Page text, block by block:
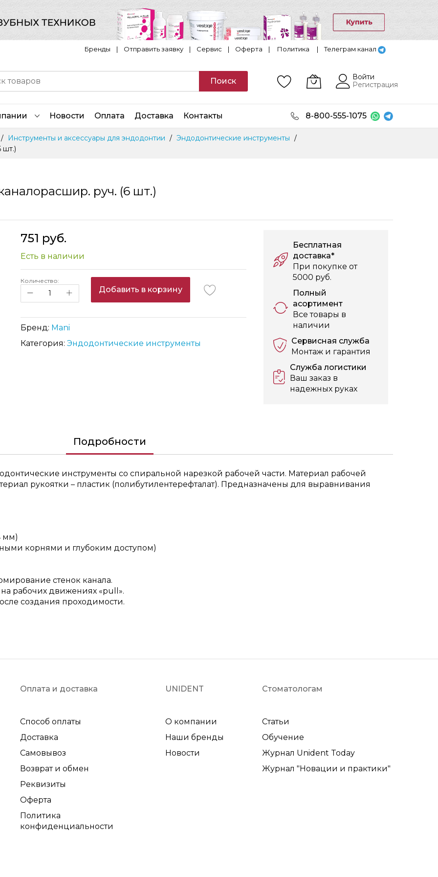
Бренды | Отправить заявку| Сервис | Оферта | Политика |Телеграм канал
Поиск
Войти
Регистрация
Новости Оплата Доставка Контакты
8-800-555-1075
Инструменты и аксессуары для эндодонтии
Эндодонтические инструменты
шт.)
руч. (6 шт.)
751 руб.
Есть в наличии
Количество:
Добавить в корзину
Бренд: Mani
Категория:Эндодонтические инструменты
Бесплатная
доставка*
При покупке от
5000 руб.
Полный
асортимент
Все товары в
наличии
Сервисная служба
Монтаж и гарантия
Служба логистики
Ваш заказ в
надежных руках
Подробности
инструменты со спиральной нарезкой рабочей части. Материал рабочей
рукоятки – пластик (полибутилентерефталат). Предназначены для выравнивания
мм)
корнями и глубоким доступом)
стенок канала.
рабочих движениях «pull».
создания проходимости.
Оплата и доставка
Способ оплаты
Доставка
Самовывоз
Возврат и обмен
Реквизиты
Оферта
Политика
конфиденциальности
UNIDENT
О компании
Наши бренды
Новости
Стоматологам
Статьи
Обучение
Журнал Unident Today
Журнал "Новации и практики"